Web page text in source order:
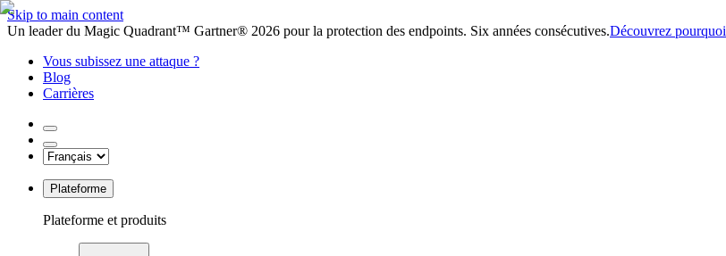
Skip to main content
Un leader du Magic Quadrant™ Gartner® 2026 pour la protection des endpoints. Six années consécutives.Découvrez pourquoi
Vous subissez une attaque ?
Blog
Carrières
Plateforme
Plateforme et produits